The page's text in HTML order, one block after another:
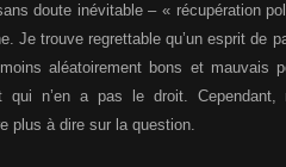
doute inévitable – « récupération
Je trouve regrettable qu’un esprit de
aléatoirement bons et mauvais
qui n’en a pas le droit.
plus à dire sur la question.